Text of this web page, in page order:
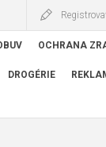
OCHRANA
DROGÉRIE